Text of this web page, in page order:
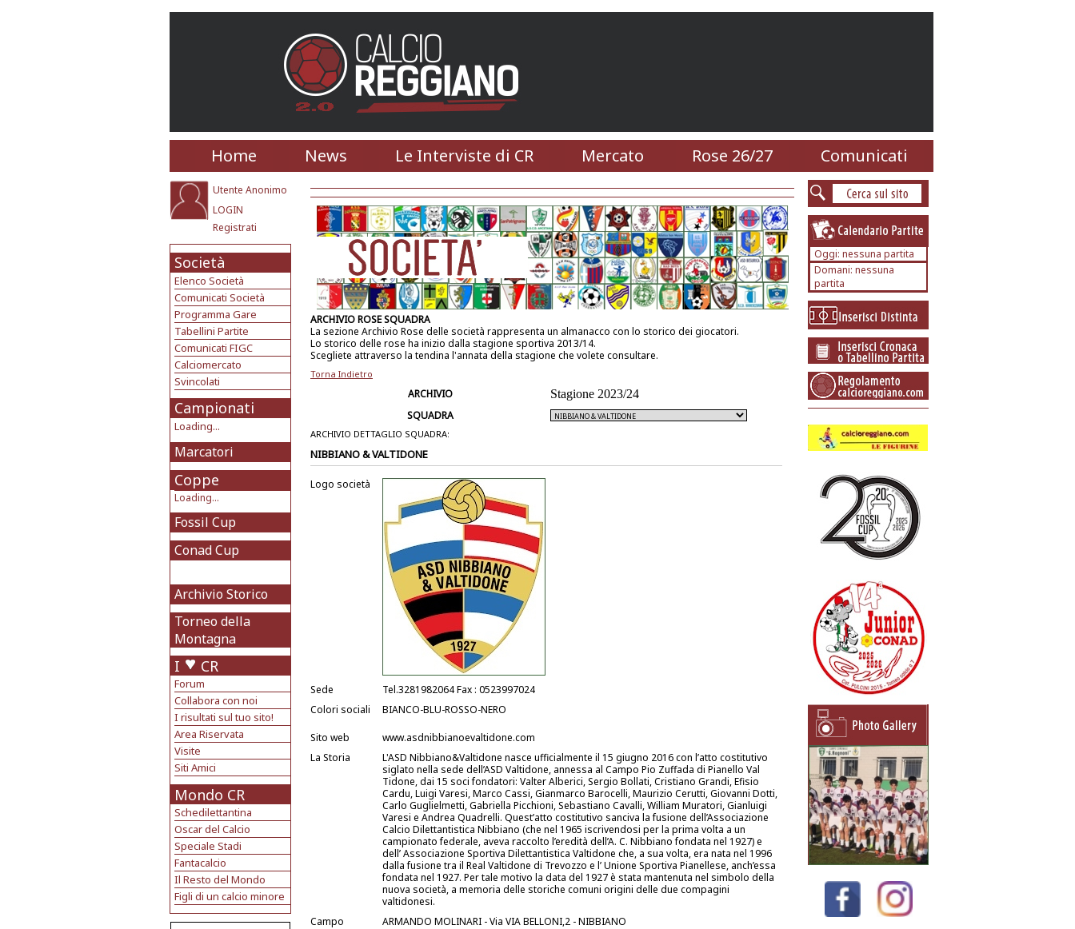
Home News Le Interviste di CR Mercato Rose 26/27 Comunicati
Utente Anonimo
LOGIN
Registrati
Società
Elenco Società
Comunicati Società
Programma Gare
Tabellini Partite
Comunicati FIGC
Calciomercato
Svincolati
Campionati
Loading...
Marcatori
Coppe
Loading...
Fossil Cup
Conad Cup
Archivio Storico
Torneo della
Montagna
I CR
Forum
Collabora con noi
I risultati sul tuo sito!
Area Riservata
Visite
Siti Amici
Mondo CR
Schedilettantina
Oscar del Calcio
Speciale Stadi
Fantacalcio
Il Resto del Mondo
Figli di un calcio minore
ARCHIVIO ROSE SQUADRA
La sezione Archivio Rose delle società rappresenta un almanacco con lo storico dei giocatori.
Lo storico delle rose ha inizio dalla stagione sportiva 2013/14.
Scegliete attraverso la tendina l'annata della stagione che volete consultare.
Torna Indietro
ARCHIVIO
Stagione 2023/24
SQUADRA
ARCHIVIO DETTAGLIO SQUADRA:
NIBBIANO & VALTIDONE
Logo società
Sede
Tel.3281982064 Fax : 0523997024
Colori sociali
BIANCO-BLU-ROSSO-NERO
Sito web
www.asdnibbianoevaltidone.com
La Storia
L'ASD Nibbiano&Valtidone nasce ufficialmente il 15 giugno 2016 con l’atto costitutivo
siglato nella sede dell’ASD Valtidone, annessa al Campo Pio Zuffada di Pianello Val
Tidone, dai 15 soci fondatori: Valter Alberici, Sergio Bollati, Cristiano Grandi, Efisio
Cardu, Luigi Varesi, Marco Cassi, Gianmarco Barocelli, Maurizio Cerutti, Giovanni Dotti,
Carlo Guglielmetti, Gabriella Picchioni, Sebastiano Cavalli, William Muratori, Gianluigi
Varesi e Andrea Quadrelli. Quest’atto costitutivo sanciva la fusione dell’Associazione
Calcio Dilettantistica Nibbiano (che nel 1965 iscrivendosi per la prima volta a un
campionato federale, aveva raccolto l’eredità dell’A. C. Nibbiano fondata nel 1927) e
dell’ Associazione Sportiva Dilettantistica Valtidone che, a sua volta, era nata nel 1996
dalla fusione tra il Real Valtidone di Trevozzo e l’ Unione Sportiva Pianellese, anch’essa
fondata nel 1927. Per tale motivo la data del 1927 è stata mantenuta nel simbolo della
nuova società, a memoria delle storiche comuni origini delle due compagini
valtidonesi.
Campo
ARMANDO MOLINARI - Via VIA BELLONI,2 - NIBBIANO
Oggi: nessuna partita
Domani: nessuna
partita